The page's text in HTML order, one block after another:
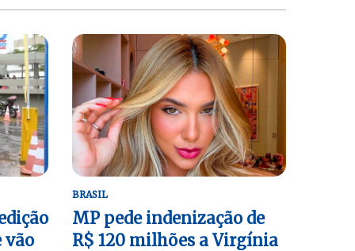
vão
BRASIL
MP pede indenização de
R$ 120 milhões a Virgínia